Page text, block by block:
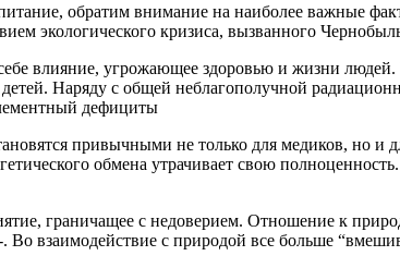
обратим внимание на наиболее важные
экологического кризиса, вызванного
влияние, угрожающее здоровью и жизни
Наряду с общей неблагополучной
дефициты
привычными не только для медиков, но и
обмена утрачивает свою
граничащее с недоверием. Отношение к
Во взаимодействие с природой все больше